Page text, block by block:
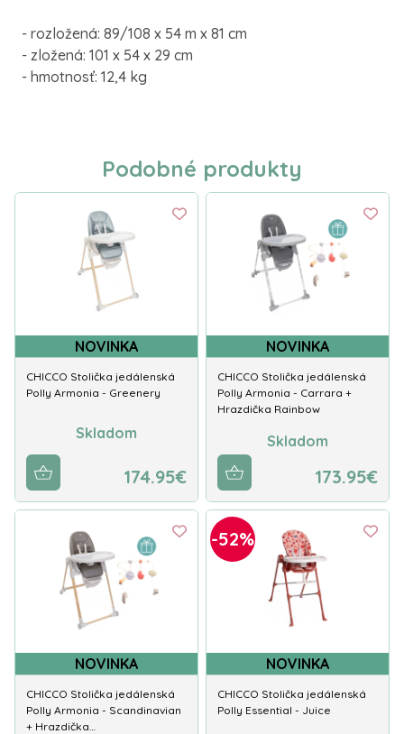
- rozložená: 89/108 x 54 m x 81 cm
- zložená: 101 x 54 x 29 cm
- hmotnosť: 12,4 kg
Podobné produkty
NOVINKA
CHICCO Stolička jedálenská
Polly Armonia - Greenery
Skladom
174.95€
NOVINKA
CHICCO Stolička jedálenská
Polly Armonia - Carrara +
Hrazdička Rainbow
Skladom
173.95€
NOVINKA
CHICCO Stolička jedálenská
Polly Armonia - Scandinavian
+ Hrazdička…
-52%
NOVINKA
CHICCO Stolička jedálenská
Polly Essential - Juice